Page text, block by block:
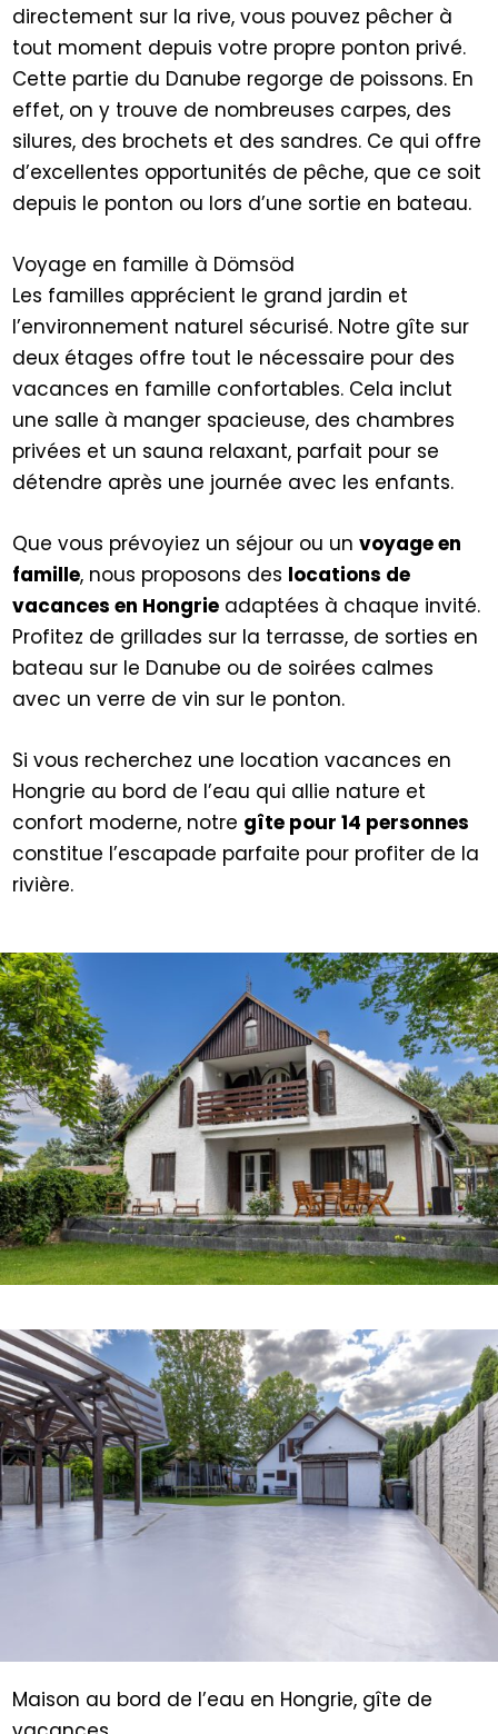
directement sur la rive, vous pouvez pêcher à
tout moment depuis votre propre ponton privé.
Cette partie du Danube regorge de poissons. En
effet, on y trouve de nombreuses carpes, des
silures, des brochets et des sandres. Ce qui offre
d’excellentes opportunités de pêche, que ce soit
depuis le ponton ou lors d’une sortie en bateau.
Voyage en famille à Dömsöd
Les familles apprécient le grand jardin et
l’environnement naturel sécurisé. Notre gîte sur
deux étages offre tout le nécessaire pour des
vacances en famille confortables. Cela inclut
une salle à manger spacieuse, des chambres
privées et un sauna relaxant, parfait pour se
détendre après une journée avec les enfants.
Que vous prévoyiez un séjour ou unvoyage en
famille, nous proposons des locations de
vacances en Hongrie adaptées à chaque invité.
Profitez de grillades sur la terrasse, de sorties en
bateau sur le Danube ou de soirées calmes
avec un verre de vin sur le ponton.
Si vous recherchez une location vacances en
Hongrie au bord de l’eau qui allie nature et
confort moderne, notre gîte pour 14 personnes
constitue l’escapade parfaite pour profiter de la
rivière.
Maison au bord de l’eau en Hongrie, gîte de